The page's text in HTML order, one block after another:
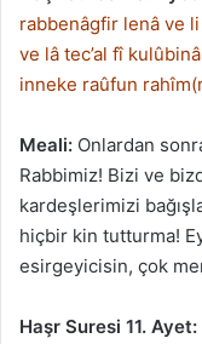
rabbenâgfir lenâ ve
ve lâ tec’al fî
inneke raûfun
Meali: Onlardan
Rabbimiz! Bizi ve
kardeşlerimizi
hiçbir kin tutturma!
esirgeyicisin, çok
Haşr Suresi 11. Ayet: